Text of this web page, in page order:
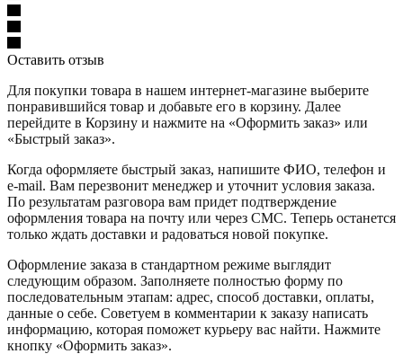
Оставить отзыв
Для покупки товара в нашем интернет-магазине выберите
понравившийся товар и добавьте его в корзину. Далее
перейдите в Корзину и нажмите на «Оформить заказ» или
«Быстрый заказ».
Когда оформляете быстрый заказ, напишите ФИО, телефон и
e-mail. Вам перезвонит менеджер и уточнит условия заказа.
По результатам разговора вам придет подтверждение
оформления товара на почту или через СМС. Теперь останется
только ждать доставки и радоваться новой покупке.
Оформление заказа в стандартном режиме выглядит
следующим образом. Заполняете полностью форму по
последовательным этапам: адрес, способ доставки, оплаты,
данные о себе. Советуем в комментарии к заказу написать
информацию, которая поможет курьеру вас найти. Нажмите
кнопку «Оформить заказ».